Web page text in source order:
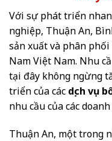
Với sự phát triển
nghiệp, Thuận An,
sản xuất và phân
Nam Việt Nam. Nhu
tại đây không ngừng
triển của các dịch vụ
nhu cầu của các
Thuận An, một trong